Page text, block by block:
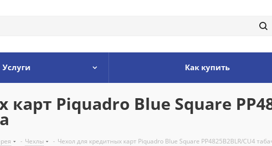
Услуги Как купить
Piquadro Blue Square
- Чехлы - Чехол для кредитных карт Piquadro Blue Square PP4825B2BLR/CU4